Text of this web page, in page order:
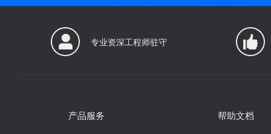
专业资深工程师驻守
产品服务 帮助文档